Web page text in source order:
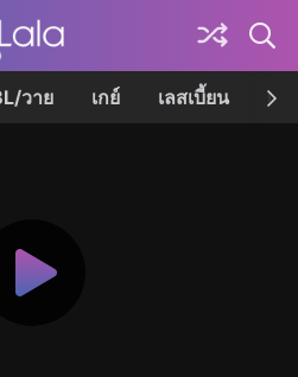
วาย เกย์ เลสเบี้ยน เค